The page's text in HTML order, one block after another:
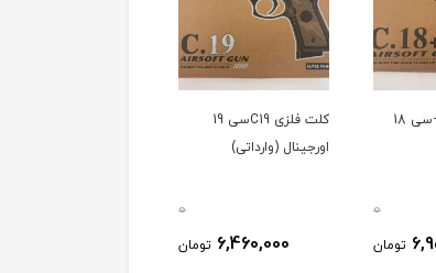
کلت فلزی C18+سی 18
0
تومان
کلت فلزی C19سی 19
اورجینال (وارداتی)
0
6,460,000 تومان